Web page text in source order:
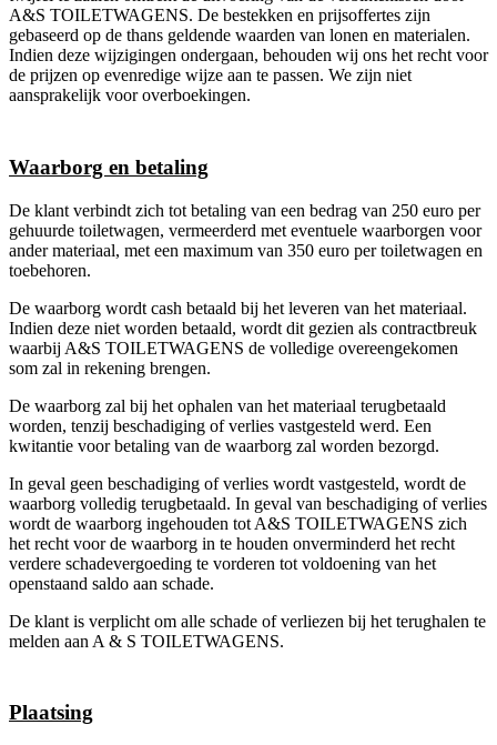
A&S TOILETWAGENS. De bestekken en prijsoffertes zijn
gebaseerd op de thans geldende waarden van lonen en materialen.
Indien deze wijzigingen ondergaan, behouden wij ons het recht voor
de prijzen op evenredige wijze aan te passen. We zijn niet
aansprakelijk voor overboekingen.
Waarborg en betaling
De klant verbindt zich tot betaling van een bedrag van 250 euro per
gehuurde toiletwagen, vermeerderd met eventuele waarborgen voor
ander materiaal, met een maximum van 350 euro per toiletwagen en
toebehoren.
De waarborg wordt cash betaald bij het leveren van het materiaal.
Indien deze niet worden betaald, wordt dit gezien als contractbreuk
waarbij A&S TOILETWAGENS de volledige overeengekomen
som zal in rekening brengen.
De waarborg zal bij het ophalen van het materiaal terugbetaald
worden, tenzij beschadiging of verlies vastgesteld werd. Een
kwitantie voor betaling van de waarborg zal worden bezorgd.
In geval geen beschadiging of verlies wordt vastgesteld, wordt de
waarborg volledig terugbetaald. In geval van beschadiging of verlies
wordt de waarborg ingehouden tot A&S TOILETWAGENS zich
het recht voor de waarborg in te houden onverminderd het recht
verdere schadevergoeding te vorderen tot voldoening van het
openstaand saldo aan schade.
De klant is verplicht om alle schade of verliezen bij het terughalen te
melden aan A & S TOILETWAGENS.
Plaatsing